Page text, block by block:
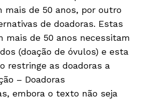
mais de 50 anos, por outro
de doadoras. Estas
mais de 50 anos necessitam
(doação de óvulos) e esta
restringe as doadoras a
– Doadoras
embora o texto não seja